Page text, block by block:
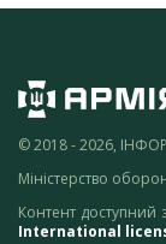
© 2018 - 2026,
Міністерство
Контент доступний
International